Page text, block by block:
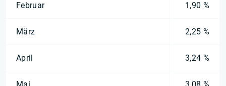
Februar 1,90 %
März 2,25 %
April 3,24 %